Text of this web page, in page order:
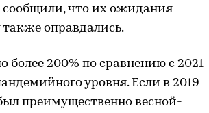
сообщили, что их ожидания
также оправдались.
более 200% по сравнению с 2021
уровня. Если в 2019
преимущественно весной-